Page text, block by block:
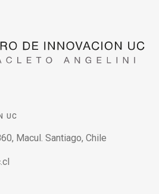
UC
Macul. Santiago, Chile